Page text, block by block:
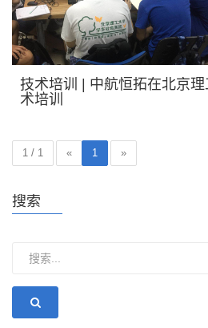
技术培训 | 中航恒拓在北京
术培训
1 / 1 « 1 »
搜索